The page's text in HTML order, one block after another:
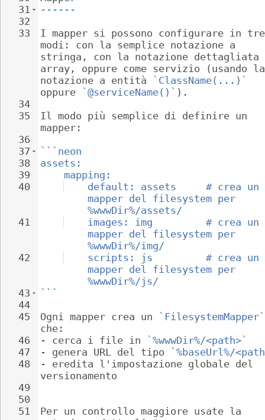
31
32
33
34
35
36
37
38
39
40
41
42
43
44
45
46
47
48
49
50
51
------
I mapper si possono configurare in
modi: con la semplice notazione a
stringa, con la notazione
array, oppure come servizio (usando
notazione a entità
`ClassName(...)`
oppure
`@serviceName()` ).
Il modo più semplice di definire un
mapper:
```neon
assets:
mapping:
default: assets     # crea un
mapper del filesystem per
%wwwDir%/assets/
images: img         # crea un
mapper del filesystem per
%wwwDir%/img/
scripts: js         # crea un
mapper del filesystem per
%wwwDir%/js/
```
Ogni mapper crea un
`FilesystemMapper`
che:
- cerca i file in
`%wwwDir%/<path>`
- genera URL del tipo
`%baseUrl%/
- eredita l'impostazione globale del
versionamento
Per un controllo maggiore usate la